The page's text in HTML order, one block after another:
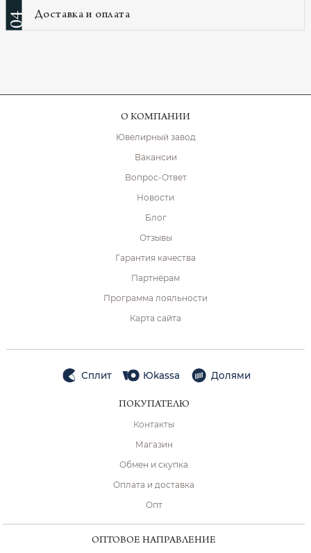
04 Доставка и оплата
О КОМПАНИИ
Ювелирный завод
Вакансии
Вопрос-Ответ
Новости
Блог
Отзывы
Гарантия качества
Партнёрам
Программа лояльности
Карта сайта
Сплит Юkassa Долями
ПОКУПАТЕЛЮ
Контакты
Магазин
Обмен и скупка
Оплата и доставка
Опт
ОПТОВОЕ НАПРАВЛЕНИЕ